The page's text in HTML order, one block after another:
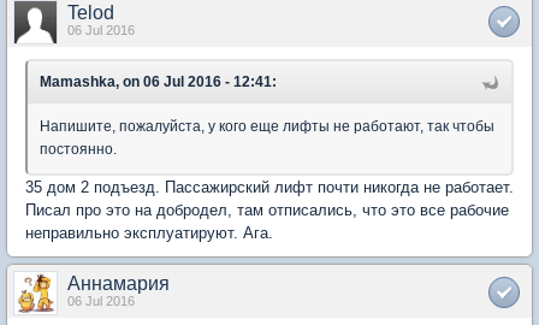
Telod
06 Jul 2016
Mamashka, on 06 Jul 2016 - 12:41:
Напишите, пожалуйста, у кого еще лифты не работают, так чтобы
постоянно.
35 дом 2 подъезд. Пассажирский лифт почти никогда не работает.
Писал про это на добродел, там отписались, что это все рабочие
неправильно эксплуатируют. Ага.
Аннамария
06 Jul 2016